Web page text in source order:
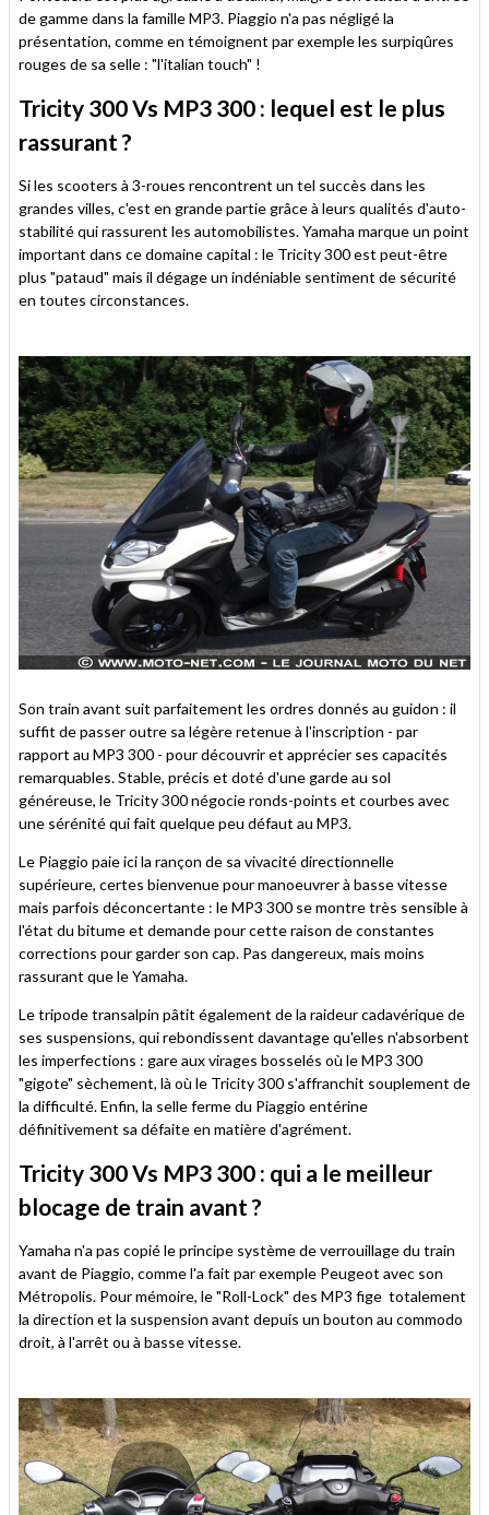
de gamme dans la famille MP3. Piaggio n'a pas négligé la
présentation, comme en témoignent par exemple les surpiqûres
rouges de sa selle : "l'italian touch" !
Tricity 300 Vs MP3 300 : lequel est le plus
rassurant ?
Si les scooters à 3-roues rencontrent un tel succès dans les
grandes villes, c'est en grande partie grâce à leurs qualités d'auto-
stabilité qui rassurent les automobilistes. Yamaha marque un point
important dans ce domaine capital : le Tricity 300 est peut-être
plus "pataud" mais il dégage un indéniable sentiment de sécurité
en toutes circonstances.
Son train avant suit parfaitement les ordres donnés au guidon : il
suffit de passer outre sa légère retenue à l'inscription - par
rapport au MP3 300 - pour découvrir et apprécier ses capacités
remarquables. Stable, précis et doté d'une garde au sol
généreuse, le Tricity 300 négocie ronds-points et courbes avec
une sérénité qui fait quelque peu défaut au MP3.
Le Piaggio paie ici la rançon de sa vivacité directionnelle
supérieure, certes bienvenue pour manoeuvrer à basse vitesse
mais parfois déconcertante : le MP3 300 se montre très sensible à
l'état du bitume et demande pour cette raison de constantes
corrections pour garder son cap. Pas dangereux, mais moins
rassurant que le Yamaha.
Le tripode transalpin pâtit également de la raideur cadavérique de
ses suspensions, qui rebondissent davantage qu'elles n'absorbent
les imperfections : gare aux virages bosselés où le MP3 300
"gigote" sèchement, là où le Tricity 300 s'affranchit souplement de
la difficulté. Enfin, la selle ferme du Piaggio entérine
définitivement sa défaite en matière d'agrément.
Tricity 300 Vs MP3 300 : qui a le meilleur
blocage de train avant ?
Yamaha n'a pas copié le principe système de verrouillage du train
avant de Piaggio, comme l'a fait par exemple Peugeot avec son
Métropolis. Pour mémoire, le "Roll-Lock" des MP3 fige totalement
la direction et la suspension avant depuis un bouton au commodo
droit, à l'arrêt ou à basse vitesse.